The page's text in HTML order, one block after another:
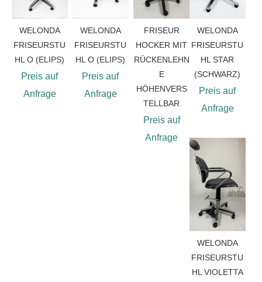
WELONDA
FRISEURSTU
HL O (ELIPS)
Preis auf
Anfrage
WELONDA
FRISEURSTU
HL O (ELIPS)
Preis auf
Anfrage
FRISEUR
HOCKER MIT
RÜCKENLEHN
E
HÖHENVERS
TELLBAR
Preis auf
Anfrage
WELONDA
FRISEURSTU
HL STAR
(SCHWARZ)
Preis auf
Anfrage
WELONDA
FRISEURSTU
HL VIOLETTA